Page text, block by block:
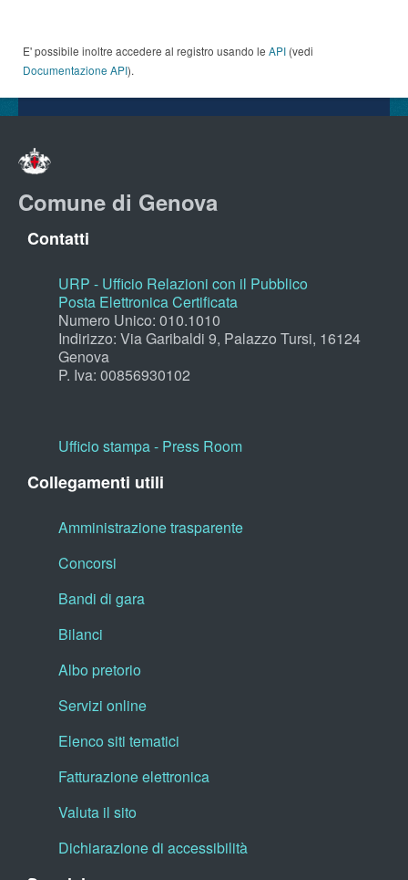
E' possibile inoltre accedere al registro usando le API (vedi
Documentazione API).
Comune di Genova
Contatti
URP - Ufficio Relazioni con il Pubblico
Posta Elettronica Certificata
Numero Unico: 010.1010
Indirizzo: Via Garibaldi 9, Palazzo Tursi, 16124
Genova
P. Iva: 00856930102
Ufficio stampa - Press Room
Collegamenti utili
Amministrazione trasparente
Concorsi
Bandi di gara
Bilanci
Albo pretorio
Servizi online
Elenco siti tematici
Fatturazione elettronica
Valuta il sito
Dichiarazione di accessibilità